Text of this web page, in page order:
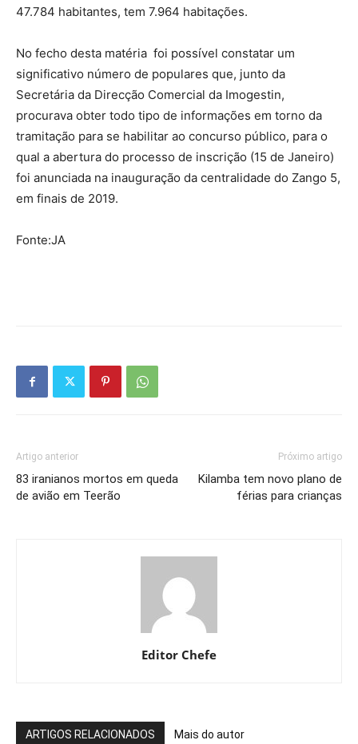
47.784 habitantes, tem 7.964 habitações.
No fecho desta matéria foi possível constatar um
significativo número de populares que, junto da
Secretária da Direcção Comercial da Imogestin,
procurava obter todo tipo de informações em torno da
tramitação para se habilitar ao concurso público, para o
qual a abertura do processo de inscrição (15 de Janeiro)
foi anunciada na inauguração da centralidade do Zango 5,
em finais de 2019.
Fonte:JA
Artigo anterior
83 iranianos mortos em queda
de avião em Teerão
Próximo artigo
Kilamba tem novo plano de
férias para crianças
Editor Chefe
ARTIGOS RELACIONADOS Mais do autor